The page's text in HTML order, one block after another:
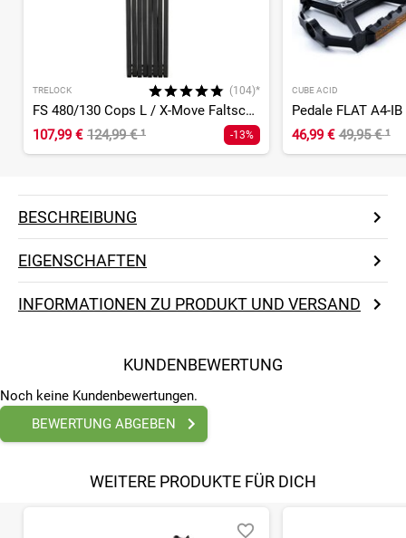
TRELOCK (104)*
FS 480/130 Cops L / X-Move Faltschloss
107,99 € 124,99 €¹ -13%
CUBE ACID
Pedale FLAT A4-
46,99 € 49,95 €¹
BESCHREIBUNG
EIGENSCHAFTEN
INFORMATIONEN ZU PRODUKT UND VERSAND
KUNDENBEWERTUNG
Noch keine Kundenbewertungen.
BEWERTUNG ABGEBEN
WEITERE PRODUKTE FÜR DICH